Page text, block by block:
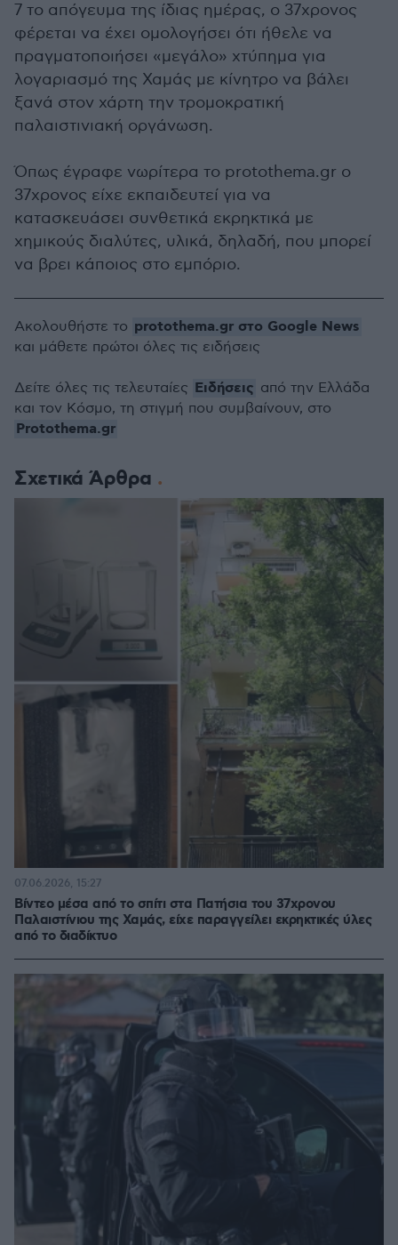
7 το απόγευμα της ίδιας ημέρας, ο 37χρονος
φέρεται να έχει ομολογήσει ότι ήθελε να
πραγματοποιήσει «μεγάλο» χτύπημα για
λογαριασμό της Χαμάς με κίνητρο να βάλει
ξανά στον χάρτη την τρομοκρατική
παλαιστινιακή οργάνωση.
Όπως έγραφε νωρίτερα το protothema.gr ο
37χρονος είχε εκπαιδευτεί για να
κατασκευάσει συνθετικά εκρηκτικά με
χημικούς διαλύτες, υλικά, δηλαδή, που μπορεί
να βρει κάποιος στο εμπόριο.
Σχετικά Άρθρα
Βίντεο μέσα από το σπίτι στα Πατήσια του 37χρονου
Παλαιστίνιου της Χαμάς, είχε παραγγείλει εκρηκτικές ύλες
από το διαδίκτυο
07.06.2026, 15:27
Ακολουθήστε το protothema.gr στο Google News
και μάθετε πρώτοι όλες τις ειδήσεις
Δείτε όλες τις τελευταίες Ειδήσεις από την Ελλάδα
και τον Κόσμο, τη στιγμή που συμβαίνουν, στο
Protothema.gr